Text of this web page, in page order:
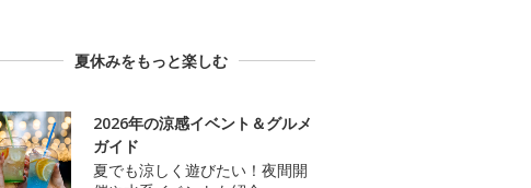
夏休みをもっと楽しむ
2026年の涼感イベント＆グルメ
ガイド
夏でも涼しく遊びたい！夜間開